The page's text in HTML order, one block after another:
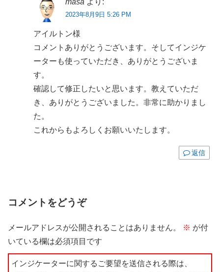
masa より:
2023年8月9日 5:26 PM
アイルトン様
コメントありがとうございます。そしてインジケ
ーターも使っていただき、ありがとうございま
す。
確認して修正したいと思います。教えていただ
き、ありがとうございました。非常に助かりまし
た。
これからもよろしくお願いいたします。
返信
コメントをどうぞ
メールアドレスが公開されることはありません。 ※ が付
いている欄は必須項目です
インジケーターに関するご要望を送信される際は、